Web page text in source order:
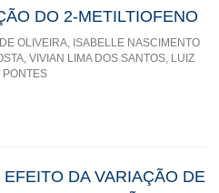
DO 2-METILTIOFENO
OLIVEIRA, ISABELLE NASCIMENTO
VIVIAN LIMA DOS SANTOS, LUIZ
DA VARIAÇÃO DE